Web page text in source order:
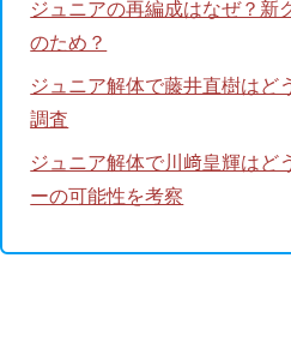
ジュニアの再編成はなぜ？新
のため？
ジュニア解体で藤井直樹はど
調査
ジュニア解体で川﨑皇輝はど
ーの可能性を考察